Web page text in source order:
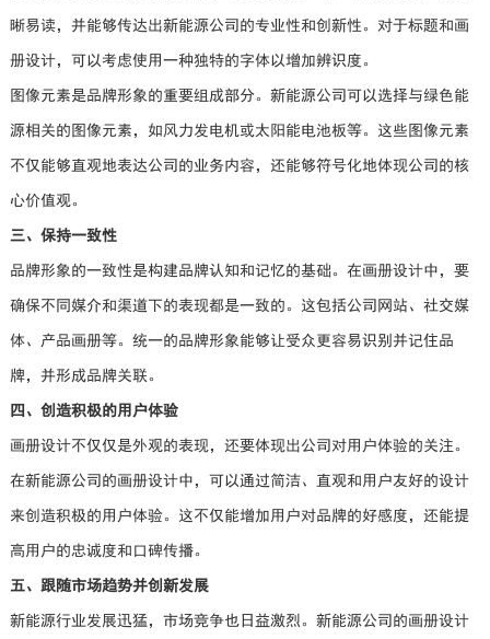
晰易读，并能够传达出新能源公司的专业性和创新性。对于标题和画
册设计，可以考虑使用一种独特的字体以增加辨识度。
图像元素是品牌形象的重要组成部分。新能源公司可以选择与绿色能
源相关的图像元素，如风力发电机或太阳能电池板等。这些图像元素
不仅能够直观地表达公司的业务内容，还能够符号化地体现公司的核
心价值观。
三、保持一致性
品牌形象的一致性是构建品牌认知和记忆的基础。在画册设计中，要
确保不同媒介和渠道下的表现都是一致的。这包括公司网站、社交媒
体、产品画册等。统一的品牌形象能够让受众更容易识别并记住品
牌，并形成品牌关联。
四、创造积极的用户体验
画册设计不仅仅是外观的表现，还要体现出公司对用户体验的关注。
在新能源公司的画册设计中，可以通过简洁、直观和用户友好的设计
来创造积极的用户体验。这不仅能增加用户对品牌的好感度，还能提
高用户的忠诚度和口碑传播。
五、跟随市场趋势并创新发展
新能源行业发展迅猛，市场竞争也日益激烈。新能源公司的画册设计